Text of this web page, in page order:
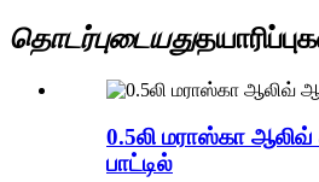
தொடர்புடையது
0.5லி மராஸ்கா
பாட்டில்